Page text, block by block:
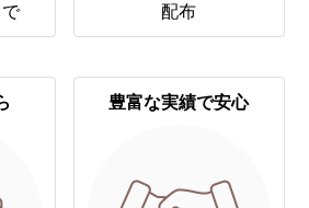
配布
豊富な実績で安心